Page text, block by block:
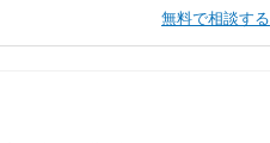
無料で相談する